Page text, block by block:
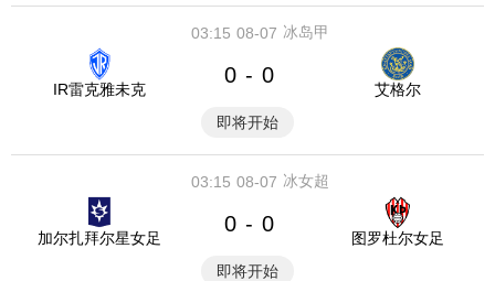
08-07
03:15 冰岛甲
IR雷克雅未克
0 - 0
艾格尔
即将开始
08-07
03:15 冰女超
加尔扎拜尔星女足
0 - 0
图罗杜尔女足
即将开始